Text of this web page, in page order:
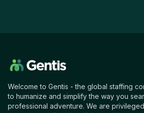
Welcome to Gentis - the global staffing
to humanize and simplify the way you
professional adventure. We are